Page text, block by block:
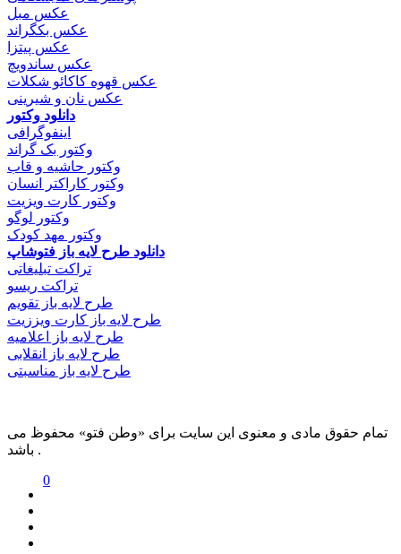
عکس مبل
عکس بکگراند
عکس پیتزا
عکس ساندویچ
عکس قهوه کاکائو شکلات
عکس نان و شیرینی
دانلود وکتور
اینفوگرافی
وکتور بک گراند
وکتور حاشیه و قاب
وکتور کاراکتر انسان
وکتور کارت ویزیت
وکتور لوگو
وکتور مهد کودک
دانلود طرح لایه باز فتوشاپ
تراکت تبلیغاتی
تراکت ریسو
طرح لایه باز تقویم
طرح لایه باز کارت ویززیت
طرح لایه باز اعلامیه
طرح لایه باز انقلابی
طرح لایه باز مناسبتی
تمام حقوق مادی و معنوی این سایت برای «وطن فتو» محفوظ می
باشد .
0